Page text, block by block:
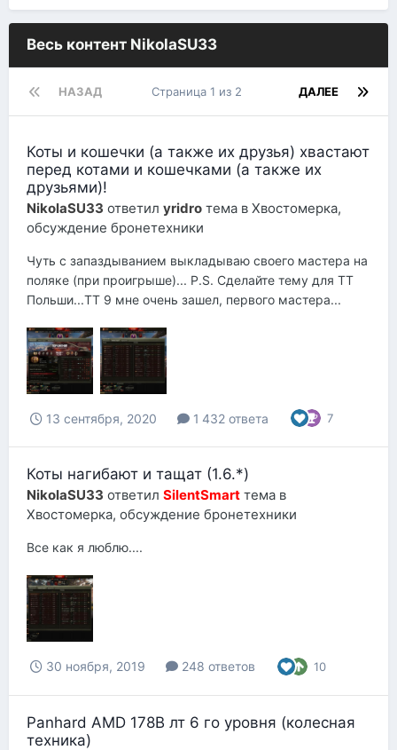
Весь контент NikolaSU33
НАЗАД ДАЛЕЕ
Страница 1 из 2
Коты и кошечки (а также их друзья) хвастают
перед котами и кошечками (а также их
друзьями)!
NikolaSU33 ответил yridro тема в Хвостомерка,
обсуждение бронетехники
Чуть с запаздыванием выкладываю своего мастера на
поляке (при проигрыше)... P.S. Сделайте тему для ТТ
Польши...ТТ 9 мне очень зашел, первого мастера...
13 сентября, 2020 1 432 ответа 7
Коты нагибают и тащат (1.6.*)
NikolaSU33 ответил SilentSmart тема в
Хвостомерка, обсуждение бронетехники
Все как я люблю....
30 ноября, 2019 248 ответов 10
Panhard AMD 178B лт 6 го уровня (колесная
техника)